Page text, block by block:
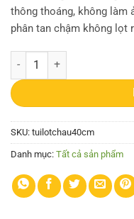
thông thoáng, không làm
phân tan chậm không lọt
1kg túi lưới Bọc/Lót Chậu
SKU: tuilotchau40cm
Danh mục: Tất cả sản phẩm